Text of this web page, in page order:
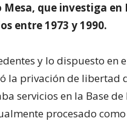
que investiga
entre 1973 y 1990.
y lo dispuesto en
la privación de libertad
servicios en la Base
procesado